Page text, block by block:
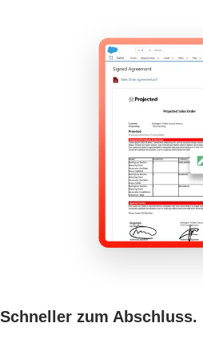
Schneller zum Abschluss.